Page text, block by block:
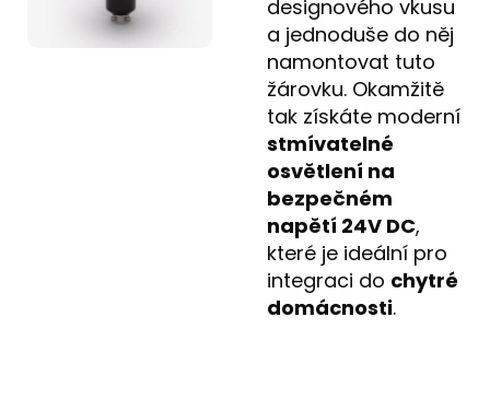
designového vkusu
a jednoduše do něj
namontovat tuto
žárovku. Okamžitě
tak získáte moderní
stmívatelné
osvětlení na
bezpečném
napětí 24V DC,
které je ideální pro
integraci do chytré
domácnosti.